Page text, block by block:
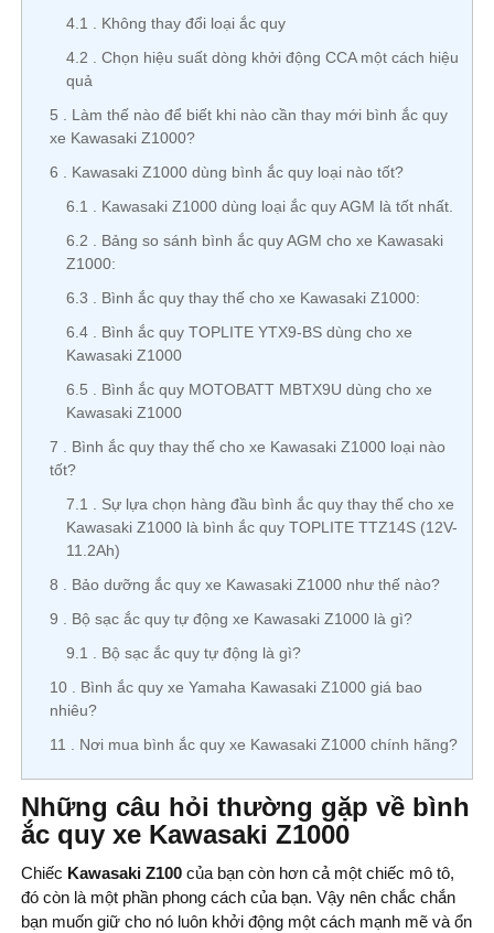
4.1
Không thay đổi loại ắc quy
4.2
Chọn hiệu suất dòng khởi động CCA một cách hiệu
quả
5
Làm thế nào để biết khi nào cần thay mới bình ắc quy
xe Kawasaki Z1000?
6
Kawasaki Z1000 dùng bình ắc quy loại nào tốt?
6.1
Kawasaki Z1000 dùng loại ắc quy AGM là tốt nhất.
6.2
Bảng so sánh bình ắc quy AGM cho xe Kawasaki
Z1000:
6.3
Bình ắc quy thay thế cho xe Kawasaki Z1000:
6.4
Bình ắc quy TOPLITE YTX9-BS dùng cho xe
Kawasaki Z1000
6.5
Bình ắc quy MOTOBATT MBTX9U dùng cho xe
Kawasaki Z1000
7
Bình ắc quy thay thế cho xe Kawasaki Z1000 loại nào
tốt?
7.1
Sự lựa chọn hàng đầu bình ắc quy thay thế cho xe
Kawasaki Z1000 là bình ắc quy TOPLITE TTZ14S (12V-
11.2Ah)
8
Bảo dưỡng ắc quy xe Kawasaki Z1000 như thế nào?
9
Bộ sạc ắc quy tự động xe Kawasaki Z1000 là gì?
9.1
Bộ sạc ắc quy tự động là gì?
10
Bình ắc quy xe Yamaha Kawasaki Z1000 giá bao
nhiêu?
11
Nơi mua bình ắc quy xe Kawasaki Z1000 chính hãng?
Những câu hỏi thường gặp về bình
ắc quy xe Kawasaki Z1000
Chiếc Kawasaki Z100 của bạn còn hơn cả một chiếc mô tô,
đó còn là một phần phong cách của bạn. Vậy nên chắc chắn
bạn muốn giữ cho nó luôn khởi động một cách mạnh mẽ và ổn